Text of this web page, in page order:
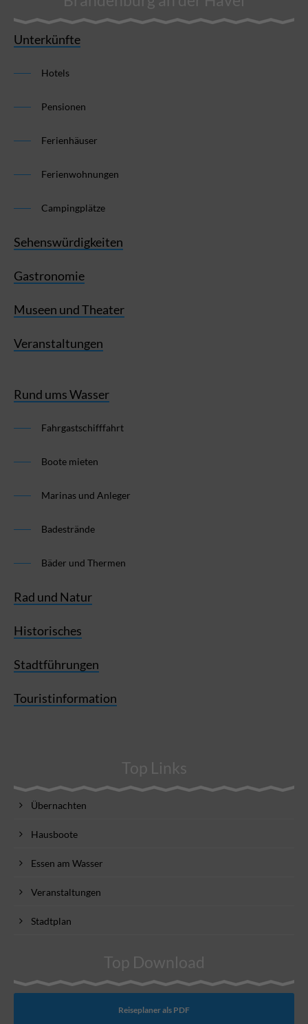
Unterkünfte
Hotels
Pensionen
Ferienhäuser
Ferienwohnungen
Campingplätze
Sehenswürdigkeiten
Gastronomie
Museen und Theater
Veranstaltungen
Rund ums Wasser
Fahrgastschifffahrt
Boote mieten
Marinas und Anleger
Badestrände
Bäder und Thermen
Rad und Natur
Historisches
Stadtführungen
Touristinformation
Top Links
Übernachten
Hausboote
Essen am Wasser
Veranstaltungen
Stadtplan
Top Download
Reiseplaner als PDF